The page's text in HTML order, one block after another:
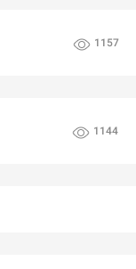
1157
1144